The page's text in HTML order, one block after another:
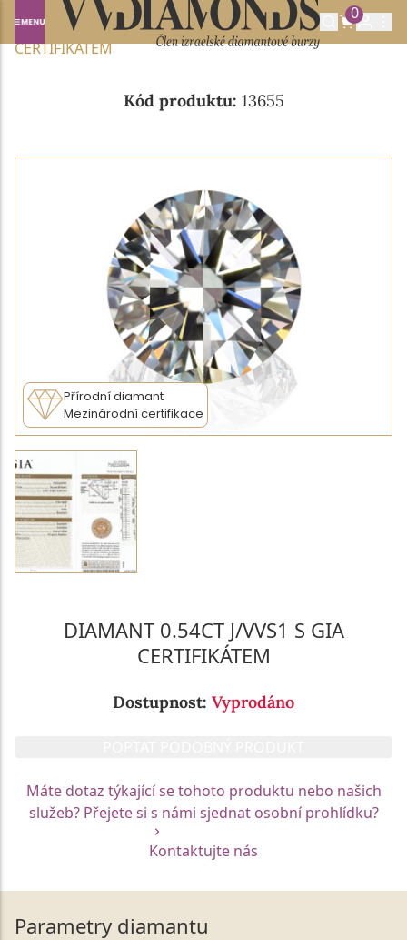
0
Domů NABÍDKA DIAMANTŮ
0.54CT J/VVS1 S GIA
CERTIFIKÁTEM
Kód produktu: 13655
Přírodní diamant
Mezinárodní certifikace
DIAMANT 0.54CT J/VVS1 S GIA
CERTIFIKÁTEM
Dostupnost: Vyprodáno
Máte dotaz týkající se tohoto produktu nebo našich
služeb? Přejete si s námi sjednat osobní prohlídku?
Kontaktujte nás
Parametry diamantu